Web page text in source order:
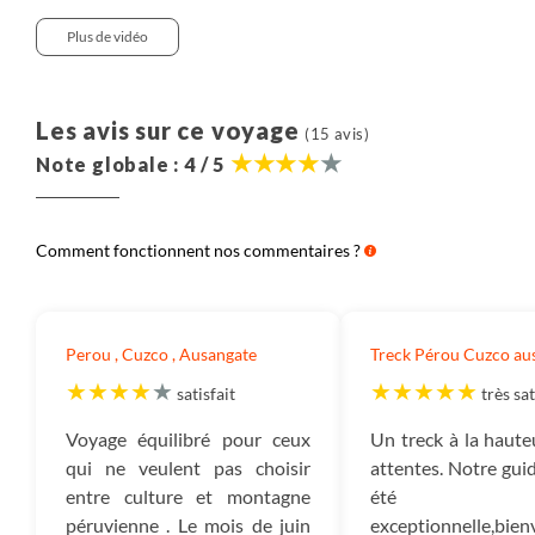
- Cusco - Hôtel Ruinas, Royal Inka ou Xima
- Aguas Calientes - Hatun Inti ou Terrazas de Luna
- Puno - Hôtel Qelqatani ou Hôtel El Casona
- Luquina - nuits chez l'habitant, semblable à une maison
d'hôtes
Plus de vidéo
Les avis sur ce voyage (15 avis)
Note globale : 4 / 5
Comment fonctionnent nos commentaires ?
Perou , Cuzco , Ausangate
satisfait
Voyage équilibré pour ceux
qui ne veulent pas choisir
entre culture et montagne
péruvienne . Le mois de juin
Treck Pérou Cuzco
très
Un treck à la
attentes. Notre
été